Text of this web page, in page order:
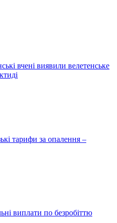
вчені виявили велетенське
тарифи за опалення –
виплати по безробіттю